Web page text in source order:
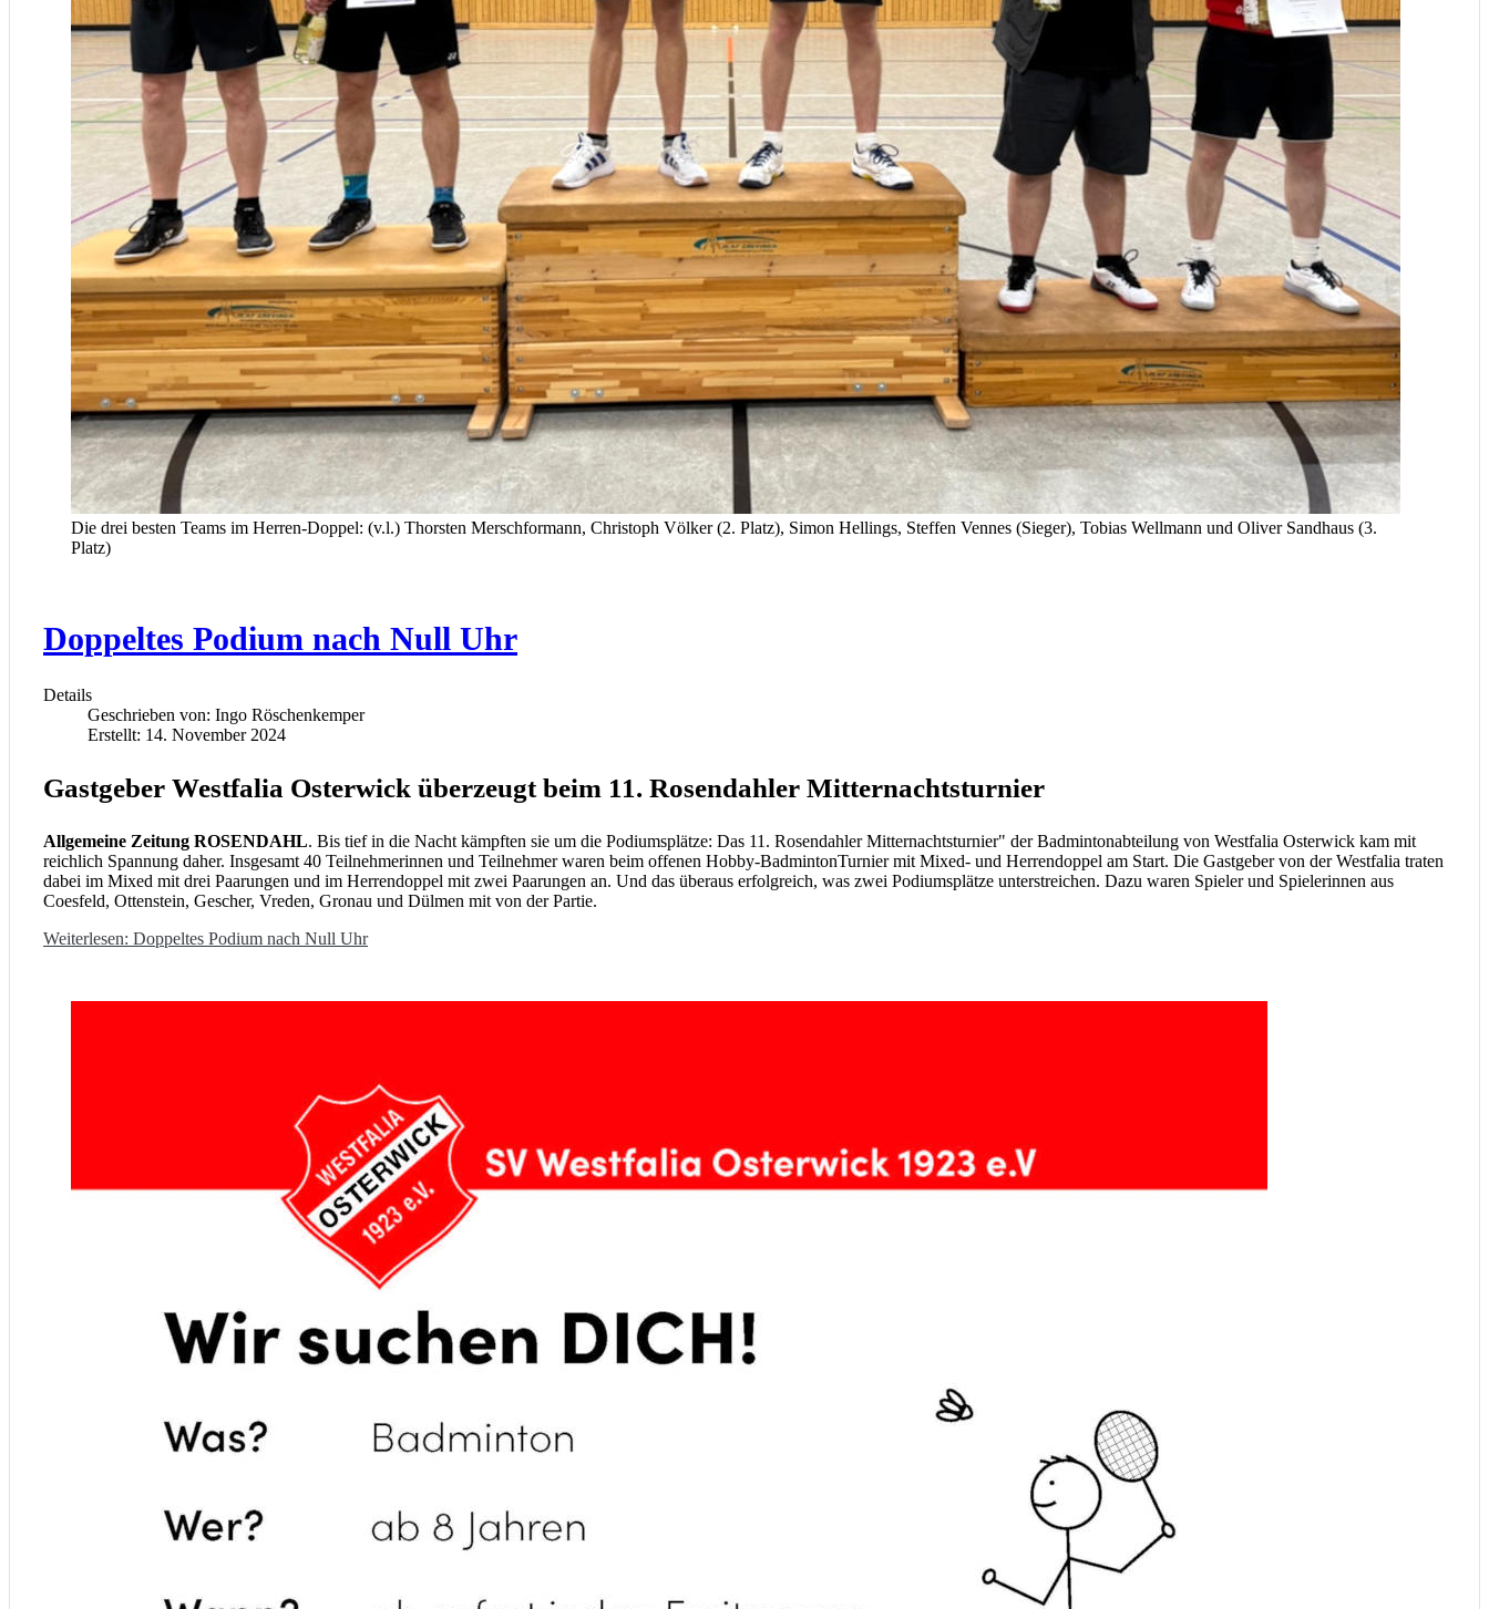
Die drei besten Teams im Herren-Doppel: (v.l.) Thorsten Merschformann, Christoph Völker (2. Platz), Simon Hellings, Steffen Vennes (Sieger), Tobias Wellmann und Oliver Sandhaus (3.
Platz)
Doppeltes Podium nach Null Uhr
Details
Geschrieben von: Ingo Röschenkemper
Erstellt: 14. November 2024
Gastgeber Westfalia Osterwick überzeugt beim 11. Rosendahler Mitternachtsturnier
Allgemeine Zeitung ROSENDAHL. Bis tief in die Nacht kämpften sie um die Podiumsplätze: Das 11. Rosendahler Mitternachtsturnier" der Badmintonabteilung von Westfalia Osterwick kam mit
reichlich Spannung daher. Insgesamt 40 Teilnehmerinnen und Teilnehmer waren beim offenen Hobby-BadmintonTurnier mit Mixed- und Herrendoppel am Start. Die Gastgeber von der Westfalia traten
dabei im Mixed mit drei Paarungen und im Herrendoppel mit zwei Paarungen an. Und das überaus erfolgreich, was zwei Podiumsplätze unterstreichen. Dazu waren Spieler und Spielerinnen aus
Coesfeld, Ottenstein, Gescher, Vreden, Gronau und Dülmen mit von der Partie.
Weiterlesen: Doppeltes Podium nach Null Uhr